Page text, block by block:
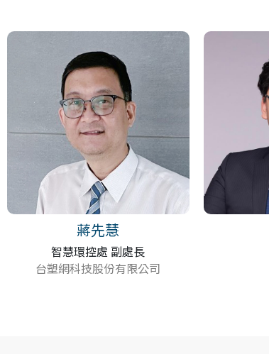
蔣先慧
智慧環控處 副處長
台塑網科技股份有限公司